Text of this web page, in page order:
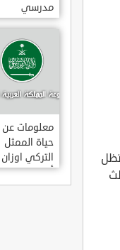
مدرسي
رومانسي و
كوميدي و
درامي مدبلج.
في تركيا
معلومات عن
حياة الممثل
التركي اوزان
أكبابا OZAN
AKBABA